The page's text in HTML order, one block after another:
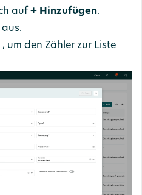
auf + Hinzufügen.
aus.
, um den Zähler zur Liste